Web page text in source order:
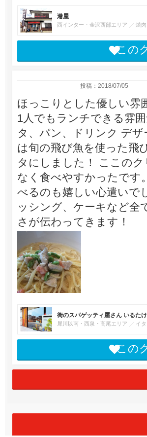
港屋
西インター・金沢西部エリア 焼肉
この
投稿：2018/07/05
ほっこりとした優しい雰
1人でもランチできる雰
タ、パン、ドリンク デ
は旬の飛び魚を使った飛
タにしました！ ここの
なく食べやすかったです
べるのも嬉しい心遣いで
ッシング、ケーキなど全
さが伝わってきます！
街のスパゲッティ屋さん いるたけ
犀川以南・西泉・高尾エリア イ
この